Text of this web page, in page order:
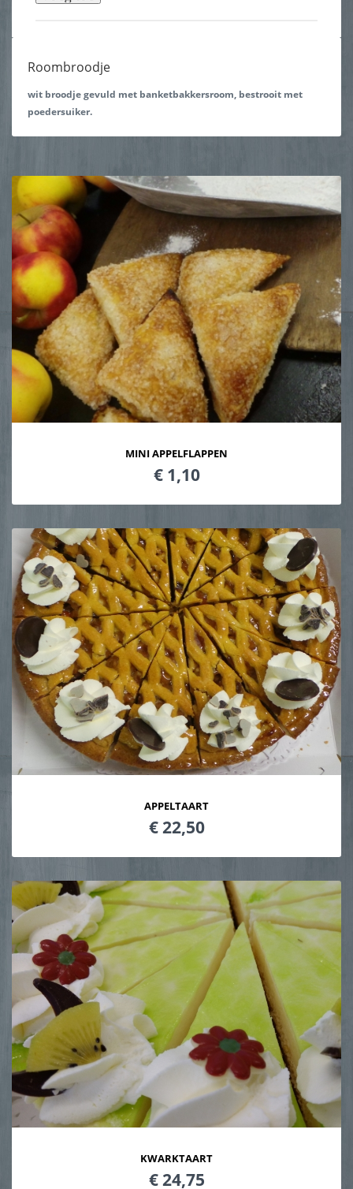
Roombroodje
wit broodje gevuld met banketbakkersroom, bestrooit met
poedersuiker.
MINI APPELFLAPPEN
€ 1,10
APPELTAART
€ 22,50
KWARKTAART
€ 24,75